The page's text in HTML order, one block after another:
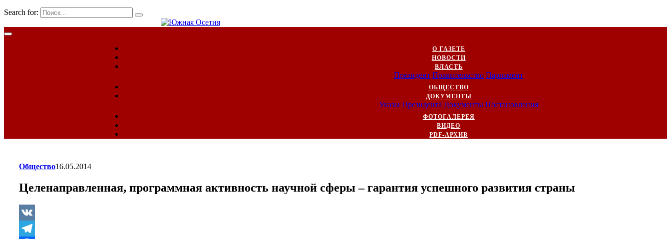
Search for:
О ГАЗЕТЕ
НОВОСТИ
ВЛАСТЬ
Президент Правительство Парламент
ОБЩЕСТВО
ДОКУМЕНТЫ
Указы Президента Документы Постановления
ФОТОГАЛЕРЕЯ
ВИДЕО
PDF-АРХИВ
Общество16.05.2014
Целенаправленная, программная активность научной сферы – гарантия успешного развития страны
VK